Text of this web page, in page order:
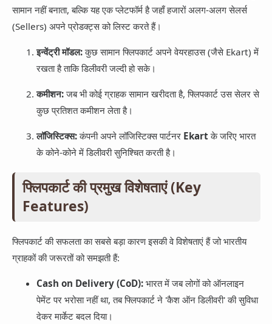
सामान नहीं बनाता, बल्कि यह एक प्लेटफॉर्म है जहाँ हजारों अलग-अलग सेलर्स
(Sellers) अपने प्रोडक्ट्स को लिस्ट करते हैं।
इन्वेंट्री मॉडल:कुछ सामान फ्लिपकार्ट अपने वेयरहाउस (जैसे Ekart) में
रखता है ताकि डिलीवरी जल्दी हो सके।
कमीशन:जब भी कोई ग्राहक सामान खरीदता है, फ्लिपकार्ट उस सेलर से
कुछ प्रतिशत कमीशन लेता है।
लॉजिस्टिक्स:कंपनी अपने लॉजिस्टिक्स पार्टनर Ekartके जरिए भारत
के कोने-कोने में डिलीवरी सुनिश्चित करती है।
फ्लिपकार्ट की प्रमुख विशेषताएं (Key
Features)
फ्लिपकार्ट की सफलता का सबसे बड़ा कारण इसकी वे विशेषताएं हैं जो भारतीय
ग्राहकों की जरूरतों को समझती हैं:
Cash on Delivery (CoD):भारत में जब लोगों को ऑनलाइन
पेमेंट पर भरोसा नहीं था, तब फ्लिपकार्ट ने 'कैश ऑन डिलीवरी' की सुविधा
देकर मार्केट बदल दिया।